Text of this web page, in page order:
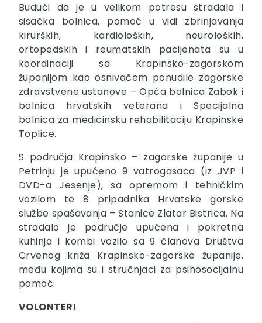
Budući da je u velikom potresu stradala i
sisačka bolnica, pomoć u vidi zbrinjavanja
kirurških, kardioloških, neuroloških,
ortopedskih i reumatskih pacijenata su u
koordinaciji sa Krapinsko-zagorskom
županijom kao osnivačem ponudile zagorske
zdravstvene ustanove – Opća bolnica Zabok i
bolnica hrvatskih veterana i Specijalna
bolnica za medicinsku rehabilitaciju Krapinske
Toplice.
S područja Krapinsko – zagorske županije u
Petrinju je upućeno 9 vatrogasaca (iz JVP i
DVD-a Jesenje), sa opremom i tehničkim
vozilom te 8 pripadnika Hrvatske gorske
službe spašavanja – Stanice Zlatar Bistrica. Na
stradalo je područje upućena i pokretna
kuhinja i kombi vozilo sa 9 članova Društva
Crvenog križa Krapinsko-zagorske županije,
među kojima su i stručnjaci za psihosocijalnu
pomoć.
VOLONTERI